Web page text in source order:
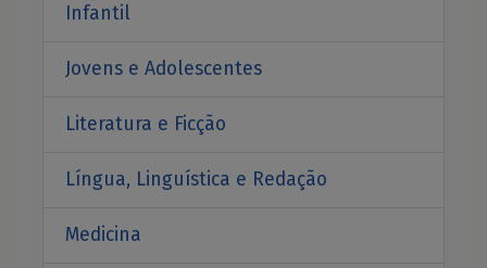
Infantil
Jovens e Adolescentes
Literatura e Ficção
Língua, Linguística e Redação
Medicina